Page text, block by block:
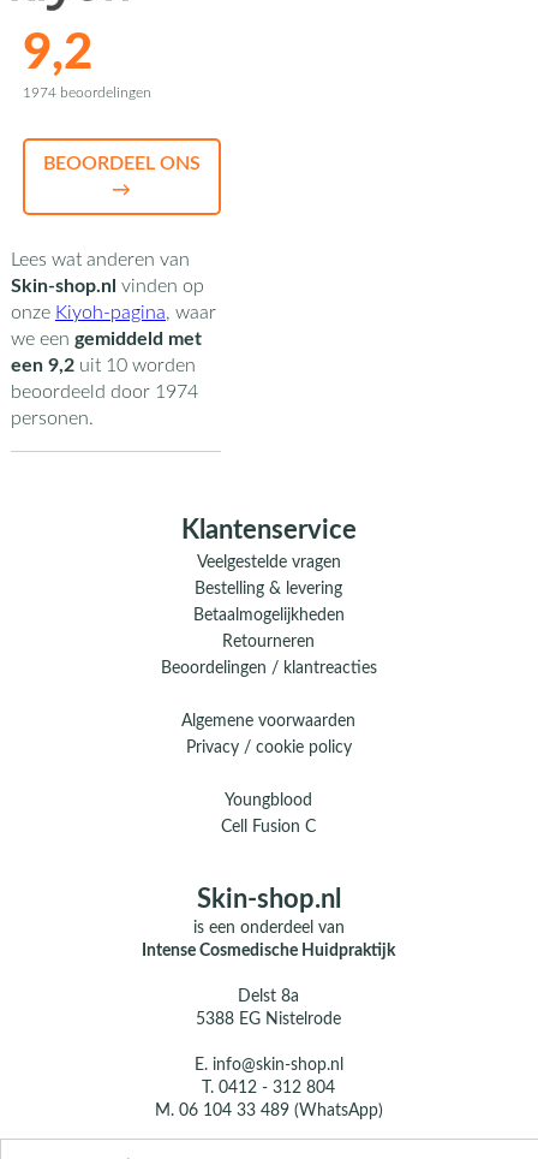
9,2
1974 beoordelingen
BEOORDEEL ONS
→
Lees wat anderen van
Skin-shop.nl vinden op
onze Kiyoh-pagina, waar
we een gemiddeld met
een 9,2uit 10worden
beoordeeld door 1974
personen.
Klantenservice
Veelgestelde vragen
Bestelling & levering
Betaalmogelijkheden
Retourneren
Beoordelingen / klantreacties
Algemene voorwaarden
Privacy / cookie policy
Youngblood
Cell Fusion C
Skin-shop.nl
is een onderdeel van
Intense Cosmedische Huidpraktijk
Delst 8a
5388 EG Nistelrode
E. info@skin-shop.nl
T.0412 - 312 804
M. 06 104 33 489 (WhatsApp)